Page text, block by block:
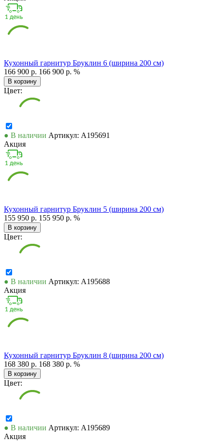
Кухонный гарнитур Бруклин 6 (ширина 200 см)
166 900 р. 166 900 р. %
В корзину
Цвет:
● В наличии Артикул: А195691
Акция
Кухонный гарнитур Бруклин 5 (ширина 200 см)
155 950 р. 155 950 р. %
В корзину
Цвет:
● В наличии Артикул: А195688
Акция
Кухонный гарнитур Бруклин 8 (ширина 200 см)
168 380 р. 168 380 р. %
В корзину
Цвет:
● В наличии Артикул: А195689
Акция